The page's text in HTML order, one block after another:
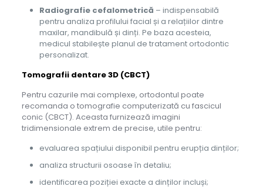
Radiografie cefalometrică – indispensabilă
pentru analiza profilului facial și a relațiilor dintre
maxilar, mandibulă și dinți. Pe baza acesteia,
medicul stabilește planul de tratament ortodontic
personalizat.
Tomografii dentare 3D (CBCT)
Pentru cazurile mai complexe, ortodontul poate
recomanda o tomografie computerizată cu fascicul
conic (CBCT). Aceasta furnizează imagini
tridimensionale extrem de precise, utile pentru:
evaluarea spațiului disponibil pentru erupția dinților;
analiza structurii osoase în detaliu;
identificarea poziției exacte a dinților incluși;